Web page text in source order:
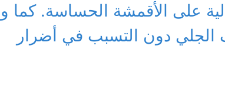
على الأقمشة الحساسة. كما
الجلي دون التسبب في أضرار